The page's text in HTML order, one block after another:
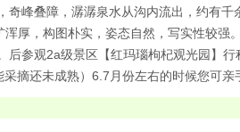
奇峰叠障，潺潺泉水从沟内流出，约有
厚，构图朴实，姿态自然，写实性较强
后参观2a级景区【红玛瑙枸杞观光园】
摘还未成熟）6.7月份左右的时候您可亲